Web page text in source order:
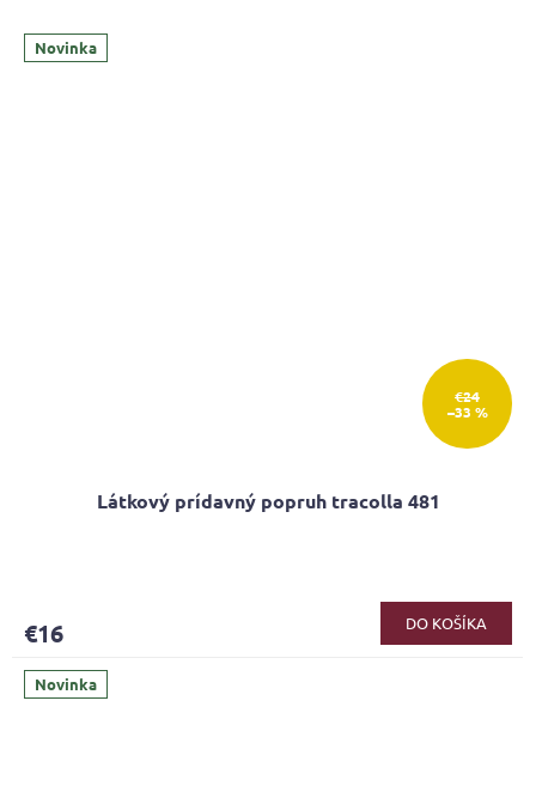
Novinka
€24
–33 %
Látkový prídavný popruh tracolla 481
€16 DO KOŠÍKA
Novinka